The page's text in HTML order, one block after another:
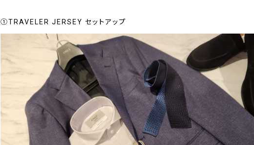
①TRAVELER JERSEY セットアップ